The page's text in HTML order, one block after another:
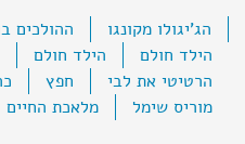
הג'יגולו מקונגו ההולכים
הילד חולם
הילד חולם
הרטיטי את לבי
חפץ
מוריס שימל
מלאכת החיים